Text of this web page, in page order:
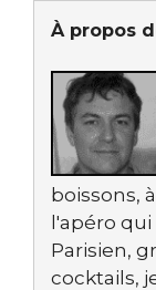
À propos
boissons,
l'apéro
Parisien,
cocktails,